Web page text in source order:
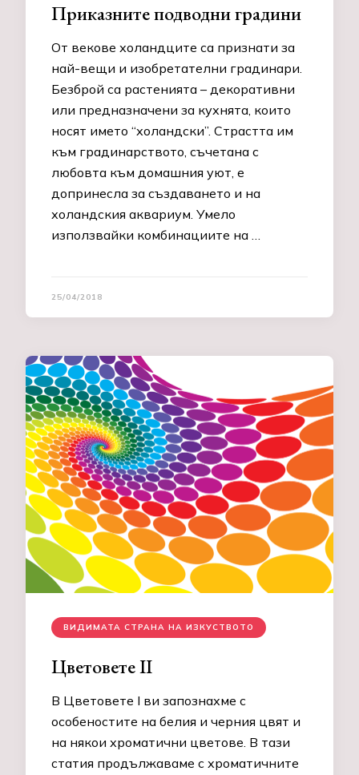
Приказните подводни градини
От векове холандците са признати за
най-вещи и изобретателни градинари.
Безброй са растенията – декоративни
или предназначени за кухнята, които
носят името “холандски”. Страстта им
към градинарството, съчетана с
любовта към домашния уют, е
допринесла за създаването и на
холандския аквариум. Умело
използвайки комбинациите на …
25/04/2018
ВИДИМАТА СТРАНА НА ИЗКУСТВОТО
Цветовете II
В Цветовете I ви запознахме с
особеностите на белия и черния цвят и
на някои хроматични цветове. В тази
статия продължаваме с хроматичните